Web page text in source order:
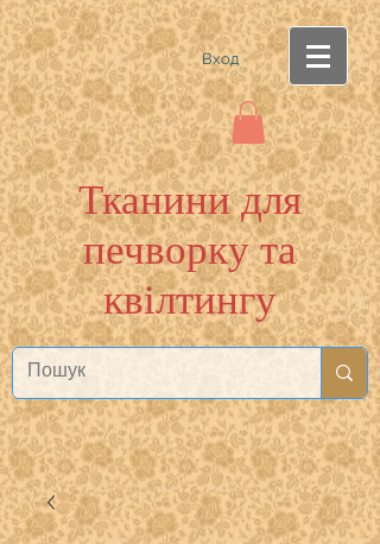
Вход
Тканини для
печворку та
квілтингу